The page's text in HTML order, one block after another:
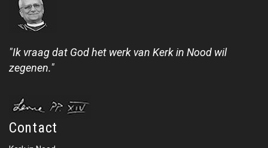
"Ik vraag dat God het werk van Kerk in Nood wil
zegenen."
Contact